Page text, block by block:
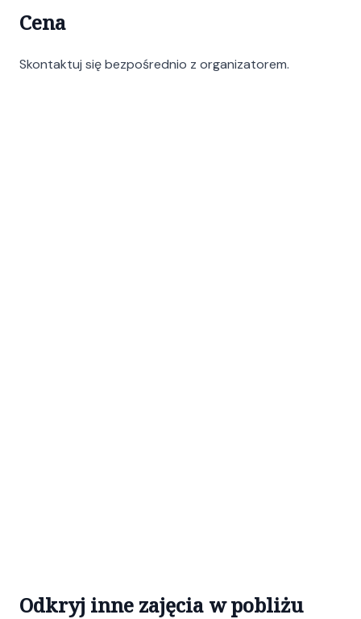
Cena
Skontaktuj się bezpośrednio z organizatorem.
Odkryj inne zajęcia w pobliżu